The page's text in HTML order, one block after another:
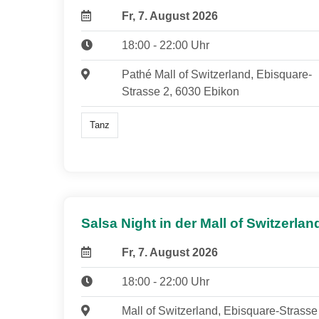
Fr, 7. August 2026
18:00 - 22:00 Uhr
Pathé Mall of Switzerland, Ebisquare-
Strasse 2, 6030 Ebikon
Tanz
Salsa Night in der Mall of
Fr, 7. August 2026
18:00 - 22:00 Uhr
Mall of Switzerland, Ebisquare-Strasse